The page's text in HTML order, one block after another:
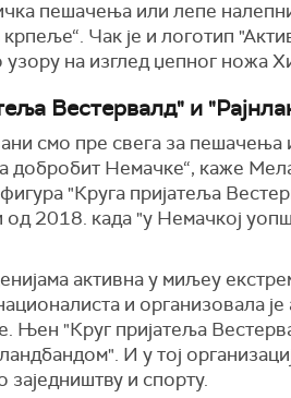
пешачења или лепе
Чак је и логотип
на изглед џепног ножа
Вестервалд" и
смо пре свега за пешачења
добробит Немачке“, каже
"Круга пријатеља
од 2018. када "у Немачкој
активна у миљеу
и организовала је
Њен "Круг пријатеља
И у тој
заједништву и спорту.